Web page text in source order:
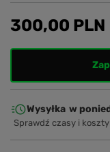
300,00 PLN
Wysyłka w
Sprawdź czasy i koszty